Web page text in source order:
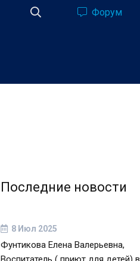
Форум
Последние новости
8 Июл 2025
Фунтикова Елена Валерьевна,